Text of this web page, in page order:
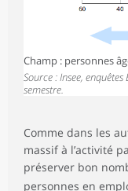
Champ : personnes
Source : Insee,
semestre.
Comme dans les
massif à l’activité
préserver bon
personnes en